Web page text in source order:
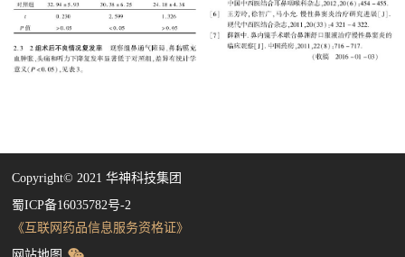
Copyright©️ 2021 华神科技集团
蜀ICP备16035782号-2
《互联网药品信息服务资格证》